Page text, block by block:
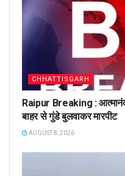
CHHATTISGARH
Raipur Breaking : आत्मानंद
बाहर से गुंडे बुलवाकर मारपीट
AUGUST 8, 2026